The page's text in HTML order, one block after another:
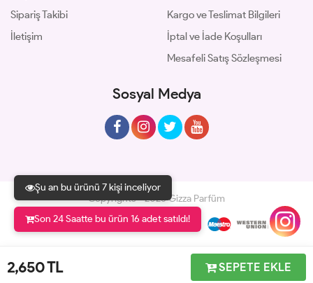
2,650TL SEPETE EKLE
Şu an bu ürünü 7 kişi inceliyor
Son 24 Saatte bu ürün 16 adet satıldı!
Sipariş Takibi
İletişim
Kargo ve Teslimat Bilgileri
İptal ve İade Koşulları
Mesafeli Satış Sözleşmesi
Sosyal Medya
Copyrights © 2026 Gizza Parfüm
Geliştir - powered by innovation
Sipariş Takibi İletişim